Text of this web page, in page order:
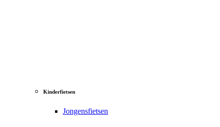
Kinderfietsen
Jongensfietsen